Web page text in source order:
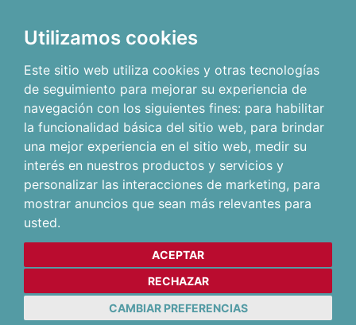
Utilizamos cookies
Este sitio web utiliza cookies y otras tecnologías
de seguimiento para mejorar su experiencia de
navegación con los siguientes fines: para habilitar
la funcionalidad básica del sitio web, para brindar
una mejor experiencia en el sitio web, medir su
interés en nuestros productos y servicios y
personalizar las interacciones de marketing, para
mostrar anuncios que sean más relevantes para
usted.
ACEPTAR
RECHAZAR
CAMBIAR PREFERENCIAS